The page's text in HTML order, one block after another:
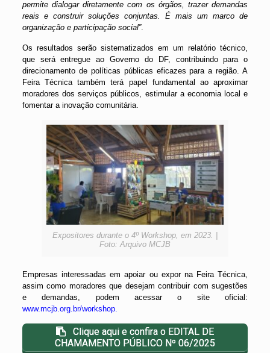
permite dialogar diretamente com os órgãos, trazer demandas
reais e construir soluções conjuntas. É mais um marco de
organização e participação social”.
Os resultados serão sistematizados em um relatório técnico,
que será entregue ao Governo do DF, contribuindo para o
direcionamento de políticas públicas eficazes para a região. A
Feira Técnica também terá papel fundamental ao aproximar
moradores dos serviços públicos, estimular a economia local e
fomentar a inovação comunitária.
Expositores durante o 4º Workshop, em 2023. |
Foto: Arquivo MCJB
Empresas interessadas em apoiar ou expor na Feira Técnica,
assim como moradores que desejam contribuir com sugestões
e demandas, podem acessar o site oficial:
www.mcjb.org.br/workshop.
Clique aqui e confira o EDITAL DE
CHAMAMENTO PÚBLICO Nº 06/2025